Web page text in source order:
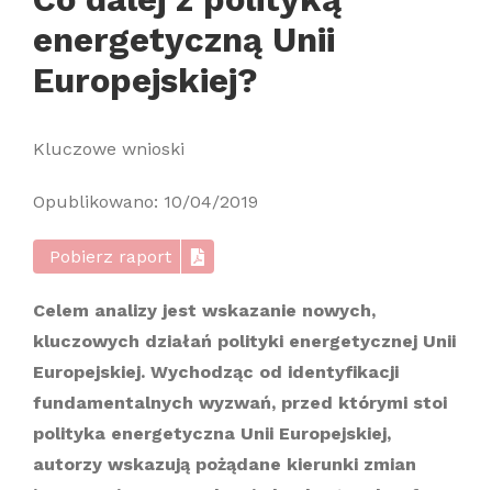
energetyczną Unii
Europejskiej?
Kluczowe wnioski
Opublikowano: 10/04/2019
Pobierz raport
Celem analizy jest wskazanie nowych,
kluczowych działań polityki energetycznej Unii
Europejskiej. Wychodząc od identyfikacji
fundamentalnych wyzwań, przed którymi stoi
polityka energetyczna Unii Europejskiej,
autorzy wskazują pożądane kierunki zmian